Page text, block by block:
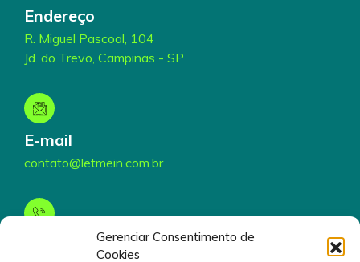
Gerenciar Consentimento de
Cookies
Endereço
R. Miguel Pascoal, 104
Jd. do Trevo, Campinas - SP
E-mail
contato@letmein.com.br